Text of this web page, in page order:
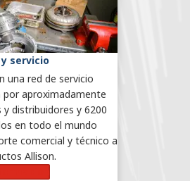
servicio
una red de servicio
aproximadamente
distribuidores y 6200
en todo el mundo
comercial y técnico a
Allison.